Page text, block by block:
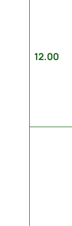
12.00